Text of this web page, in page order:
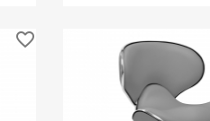
favorite_border